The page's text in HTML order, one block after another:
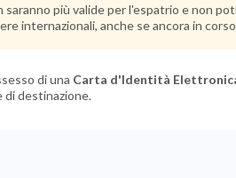
più valide per l'espatrio e non
internazionali, anche se ancora in
di una Carta d'Identità
di destinazione.